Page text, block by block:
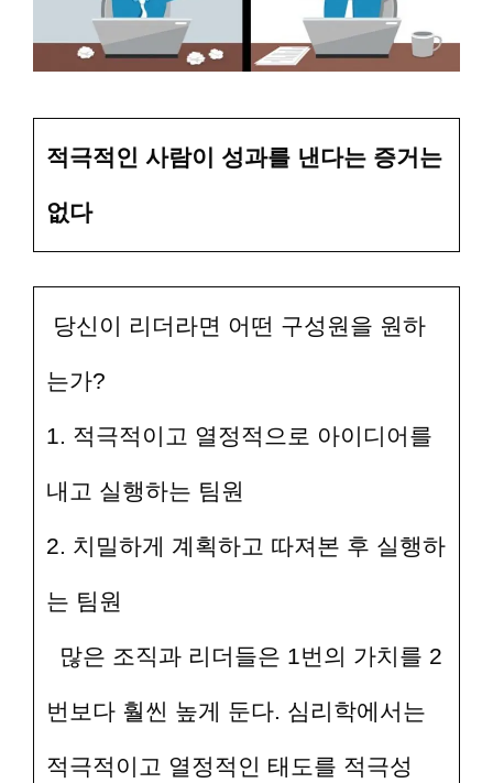
적극적인 사람이 성과를 낸다는 증거는
없다
당신이 리더라면 어떤 구성원을 원하
는가?
1. 적극적이고 열정적으로 아이디어를
내고 실행하는 팀원
2. 치밀하게 계획하고 따져본 후 실행하
는 팀원
많은 조직과 리더들은 1번의 가치를 2
번보다 훨씬 높게 둔다. 심리학에서는
적극적이고 열정적인 태도를 적극성